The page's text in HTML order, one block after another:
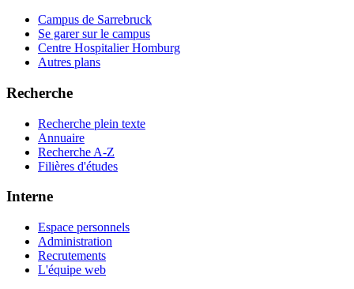
Campus de Sarrebruck
Se garer sur le campus
Centre Hospitalier Homburg
Autres plans
Recherche
Recherche plein texte
Annuaire
Recherche A-Z
Filières d'études
Interne
Espace personnels
Administration
Recrutements
L'équipe web